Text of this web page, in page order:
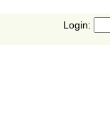
Login: